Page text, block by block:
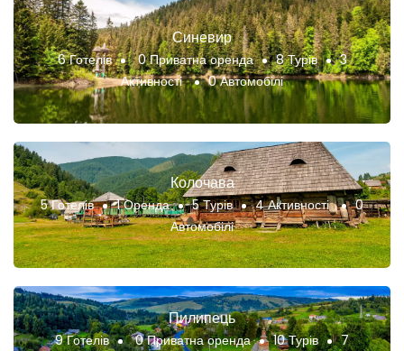
Синевир
6 Готелів 0 Приватна оренда 8 Турів
3
Активності
0 Автомобілі
Колочава
5 Готелів 1 Оренда 5 Турів 4 Активності
0
Автомобілі
Пилипець
9 Готелів 0 Приватна оренда 10 Турів
7